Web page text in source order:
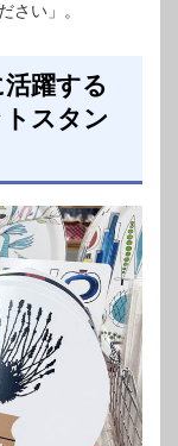
さい」。
躍する
トスタン